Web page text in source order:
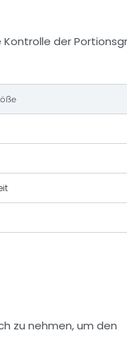
der
zu nehmen, um den